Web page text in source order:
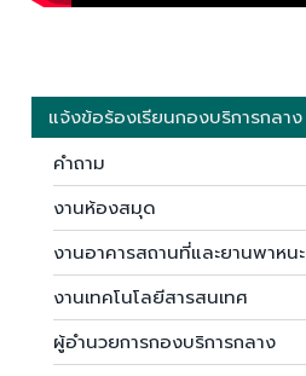
แจ้งข้อร้องเรียนกองบริการกลาง
คำถาม
งานห้องสมุด
งานอาคารสถานที่และยานพาหนะ
งานเทคโนโลยีสารสนเทศ
ผู้อำนวยการกองบริการกลาง